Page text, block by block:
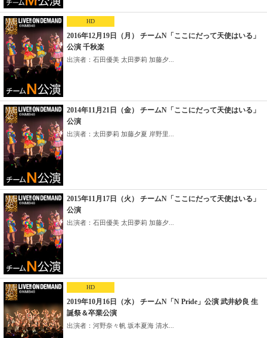
HD
2016年12月19日（月） チームN「ここにだって天使はいる」
公演 千秋楽
出演者：石田優美 太田夢莉 加藤夕...
2014年11月21日（金） チームN「ここにだって天使はいる」
公演
出演者：太田夢莉 加藤夕夏 岸野里...
2015年11月17日（火） チームN「ここにだって天使はいる」
公演
出演者：石田優美 太田夢莉 加藤夕...
HD
2019年10月16日（水） チームN「N Pride」公演 武井紗良 生
誕祭＆卒業公演
出演者：河野奈々帆 坂本夏海 清水...